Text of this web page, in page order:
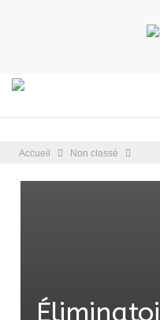
Accueil Non classé